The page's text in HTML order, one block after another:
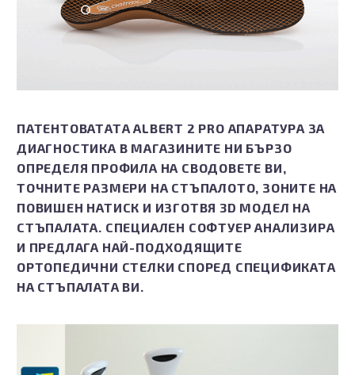
ПАТЕНТОВАТАТА ALBERT 2 PRO АПАРАТУРА ЗА
ДИАГНОСТИКА В МАГАЗИНИТЕ НИ БЪРЗО
ОПРЕДЕЛЯ ПРОФИЛА НА СВОДОВЕТЕ ВИ,
ТОЧНИТЕ РАЗМЕРИ НА СТЪПАЛОТО, ЗОНИТЕ НА
ПОВИШЕН НАТИСК И ИЗГОТВЯ 3D МОДЕЛ НА
СТЪПАЛАТА. СПЕЦИАЛЕН СОФТУЕР АНАЛИЗИРА
И ПРЕДЛАГА НАЙ-ПОДХОДЯЩИТЕ
ОРТОПЕДИЧНИ СТЕЛКИ СПОРЕД СПЕЦИФИКАТА
НА СТЪПАЛАТА ВИ.